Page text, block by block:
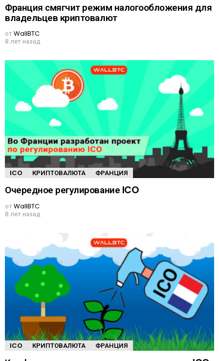
Франция смягчит режим налогообложения для
владельцев криптовалют
отWallBTC
8 лет назад
ICO КРИПТОВАЛЮТА ФРАНЦИЯ
Очередное регулирование ICO
отWallBTC
8 лет назад
ICO КРИПТОВАЛЮТА ФРАНЦИЯ